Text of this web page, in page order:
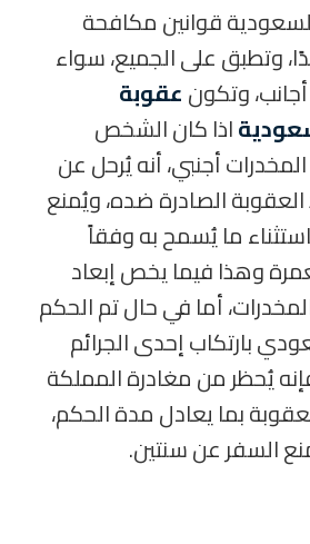
قوانين مكافحة
وتطبق على الجميع، سواء
وتكونعقوبة
اذا كان الشخص
أجنبي، أنه يُرحل عن
الصادرة ضده، ويُمنع
ما يُسمح به وفقاً
وهذا فيما يخص إبعاد
أما في حال تم الحكم
بارتكاب إحدى الجرائم
يُحظر من مغادرة المملكة
بما يعادل مدة الحكم،
السفر عن سنتين.